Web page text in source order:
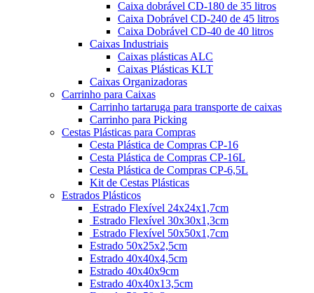
Caixa dobrável CD-180 de 35 litros
Caixa Dobrável CD-240 de 45 litros
Caixa Dobrável CD-40 de 40 litros
Caixas Industriais
Caixas plásticas ALC
Caixas Plásticas KLT
Caixas Organizadoras
Carrinho para Caixas
Carrinho tartaruga para transporte de caixas
Carrinho para Picking
Cestas Plásticas para Compras
Cesta Plástica de Compras CP-16
Cesta Plástica de Compras CP-16L
Cesta Plástica de Compras CP-6,5L
Kit de Cestas Plásticas
Estrados Plásticos
Estrado Flexível 24x24x1,7cm
Estrado Flexível 30x30x1,3cm
Estrado Flexível 50x50x1,7cm
Estrado 50x25x2,5cm
Estrado 40x40x4,5cm
Estrado 40x40x9cm
Estrado 40x40x13,5cm